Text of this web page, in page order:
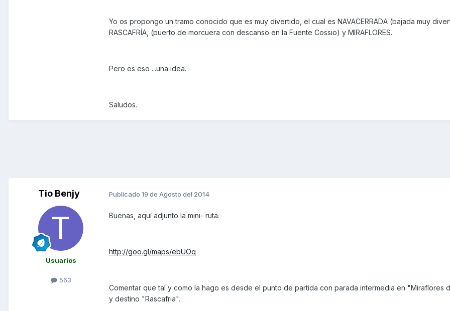
Yo os propongo un tramo conocido que es muy divertido, el cual es NAVACERRADA (bajada muy
RASCAFRÍA, (puerto de morcuera con descanso en la Fuente Cossio) y MIRAFLORES.
Pero es eso ...una idea.
Saludos.
Tio Benjy
Usuarios
563
Publicado 19 de Agosto del 2014
Buenas, aquí adjunto la mini- ruta.
http://goo.gl/maps/ebUOq
Comentar que tal y como la hago es desde el punto de partida con parada intermedia en "Miraflores
y destino "Rascafria".